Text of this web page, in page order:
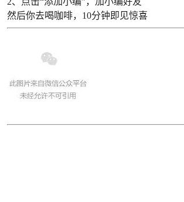
然后你去喝咖啡，10分钟即见惊喜